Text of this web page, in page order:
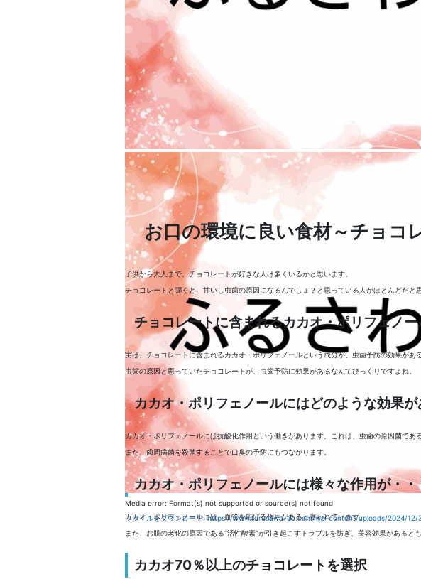
Media error: Format(s) not supported or source(s) not found
ファイルをダウンロード: https://www.furusawa-dc.com/wp-content/uploads/2024/12/
ボリューム調節には上下矢印キーを使ってください。
お口の環境に良い食材～チョコ
子供から大人まで、チョコレートが好きな人は多くいるかと思います。
チョコレートと聞くと、甘いし虫歯の原因になるんでしょ？と思っている人がほとんどだと
チョコレートに含まれるカカオ・ポリフェノー
実は、チョコレートに含まれるカカオ・ポリフェノールという成分が、虫歯予防の効果があ
虫歯の原因と思っていたチョコレートが、虫歯予防に効果があるなんてびっくりですよね。
カカオ・ポリフェノールにはどのような効果が
カカオ・ポリフェノールには抗酸化作用という働きがあります。これは、虫歯の原因菌で
また、歯周病菌を殺菌することで口臭の予防にもつながります。
カカオ・ポリフェノールには様々な作用が・・
カカオ・ポリフェノールには、血管を広げる作用があると言われています。
また、お肌の老化の原因である“活性酸素”が引き起こすトラブルを防ぎ、美容効果があると
カカオ70％以上のチョコレートを選択